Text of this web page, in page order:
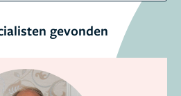
gevonden